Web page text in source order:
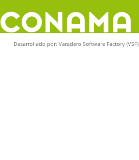
Desarrollado por: Varadero Software Factory (VSF)